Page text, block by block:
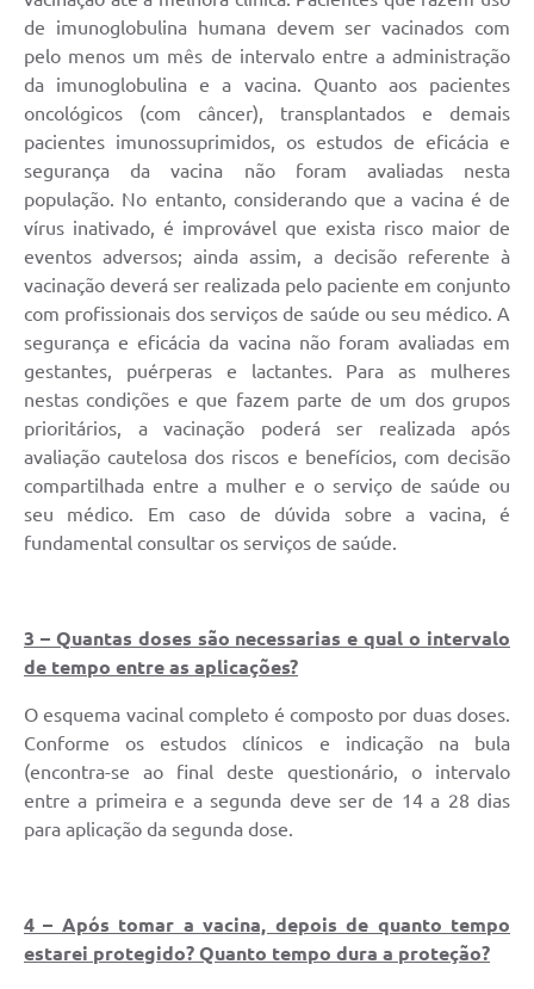
de imunoglobulina humana devem ser vacinados com
pelo menos um mês de intervalo entre a administração
da imunoglobulina e a vacina. Quanto aos pacientes
oncológicos (com câncer), transplantados e demais
pacientes imunossuprimidos, os estudos de eficácia e
segurança da vacina não foram avaliadas nesta
população. No entanto, considerando que a vacina é de
vírus inativado, é improvável que exista risco maior de
eventos adversos; ainda assim, a decisão referente à
vacinação deverá ser realizada pelo paciente em conjunto
com profissionais dos serviços de saúde ou seu médico. A
segurança e eficácia da vacina não foram avaliadas em
gestantes, puérperas e lactantes. Para as mulheres
nestas condições e que fazem parte de um dos grupos
prioritários, a vacinação poderá ser realizada após
avaliação cautelosa dos riscos e benefícios, com decisão
compartilhada entre a mulher e o serviço de saúde ou
seu médico. Em caso de dúvida sobre a vacina, é
fundamental consultar os serviços de saúde.
3 – Quantas doses são necessarias e qual o intervalo
de tempo entre as aplicações?
O esquema vacinal completo é composto por duas doses.
Conforme os estudos clínicos e indicação na bula
(encontra-se ao final deste questionário, o intervalo
entre a primeira e a segunda deve ser de 14 a 28 dias
para aplicação da segunda dose.
4 – Após tomar a vacina, depois de quanto tempo
estarei protegido? Quanto tempo dura a proteção?